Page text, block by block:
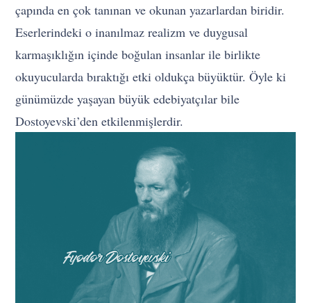
çapında en çok tanınan ve okunan yazarlardan biridir.
Eserlerindeki o inanılmaz realizm ve duygusal
karmaşıklığın içinde boğulan insanlar ile birlikte
okuyucularda bıraktığı etki oldukça büyüktür. Öyle ki
günümüzde yaşayan büyük edebiyatçılar bile
Dostoyevski’den etkilenmişlerdir.